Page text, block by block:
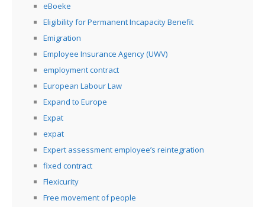
eBoeke
Eligibility for Permanent Incapacity Benefit
Emigration
Employee Insurance Agency (UWV)
employment contract
European Labour Law
Expand to Europe
Expat
expat
Expert assessment employee’s reintegration
fixed contract
Flexicurity
Free movement of people